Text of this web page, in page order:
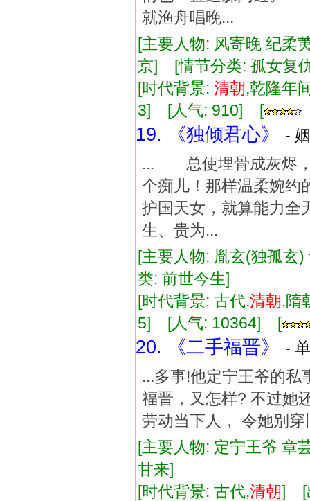
就渔舟唱晚...
[主要人物: 风寄晚 纪柔
京] [情节分类: 孤女复
[时代背景: 清朝,乾隆年
3] [人气: 910] [
19. 《独倾君心》
-
... 总使埋骨成灰烬，
个痴儿！那样温柔婉约
护国天女，就算能力
生、贵为...
[主要人物: 胤玄(独孤
类: 前世今生]
[时代背景: 古代,清朝,隋
5] [人气: 10364] [
20. 《二手福晋》
-
...多事!他定宁王爷的
福晋，又怎样? 不过她
劳动当下人， 令她别
[主要人物: 定宁王爷
甘来]
[时代背景: 古代,清朝] [